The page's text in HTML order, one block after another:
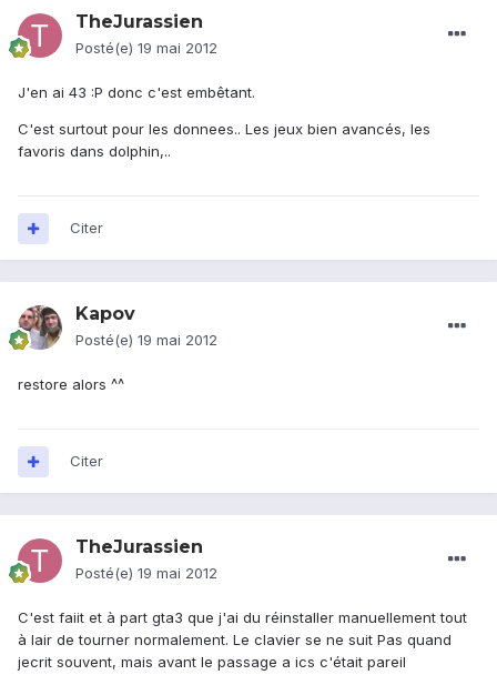
TheJurassien
Posté(e) 19 mai 2012
J'en ai 43 :P donc c'est embêtant.
C'est surtout pour les donnees.. Les jeux bien avancés, les
favoris dans dolphin,..
Citer
Kapov
Posté(e) 19 mai 2012
restore alors ^^
Citer
TheJurassien
Posté(e) 19 mai 2012
C'est faiit et à part gta3 que j'ai du réinstaller manuellement tout
à lair de tourner normalement. Le clavier se ne suit Pas quand
jecrit souvent, mais avant le passage a ics c'était pareil